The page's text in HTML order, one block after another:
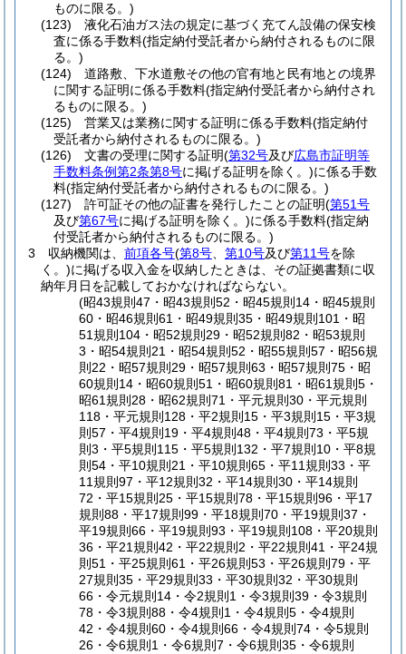
ものに限る。)
(123)
液化石油ガス法の規定に基づく充てん設備の保安検
査に係る手数料(指定納付受託者から納付されるものに限
る。)
(124)
道路敷、下水道敷その他の官有地と民有地との境界
に関する証明に係る手数料(指定納付受託者から納付され
るものに限る。)
(125)
営業又は業務に関する証明に係る手数料(指定納付
受託者から納付されるものに限る。)
(126)
文書の受理に関する証明(第32号及び広島市証明等
手数料条例第2条第8号に掲げる証明を除く。)に係る手数
料(指定納付受託者から納付されるものに限る。)
(127)
許可証その他の証書を発行したことの証明(第51号
及び第67号に掲げる証明を除く。)に係る手数料(指定納
付受託者から納付されるものに限る。)
3
収納機関は、 前項各号(第8号 第10号及び第11号を除
く。)に掲げる収入金を収納したときは、その証拠書類に収
納年月日を記載しておかなければならない。
(昭43規則47・昭43規則52・昭45規則14・昭45規則
60・昭46規則61・昭49規則35・昭49規則101・昭
51規則104・昭52規則29・昭52規則82・昭53規則
3・昭54規則21・昭54規則52・昭55規則57・昭56規
則22・昭57規則29・昭57規則63・昭57規則75・昭
60規則14・昭60規則51・昭60規則81・昭61規則5・
昭61規則28・昭62規則71・平元規則30・平元規則
118・平元規則128・平2規則15・平3規則15・平3規
則57・平4規則19・平4規則48・平4規則73・平5規
則3・平5規則115・平5規則132・平7規則10・平8規
則54・平10規則21・平10規則65・平11規則33・平
11規則97・平12規則32・平14規則30・平14規則
72・平15規則25・平15規則78・平15規則96・平17
規則88・平17規則99・平18規則70・平19規則37・
平19規則66・平19規則93・平19規則108・平20規則
36・平21規則42・平22規則2・平22規則41・平24規
則51・平25規則61・平26規則53・平26規則79・平
27規則35・平29規則33・平30規則32・平30規則
66・令元規則14・令2規則1・令3規則39・令3規則
78・令3規則88・令4規則1・令4規則5・令4規則
42・令4規則60・令4規則66・令4規則74・令5規則
26・令6規則1・令6規則7・令6規則35・令6規則